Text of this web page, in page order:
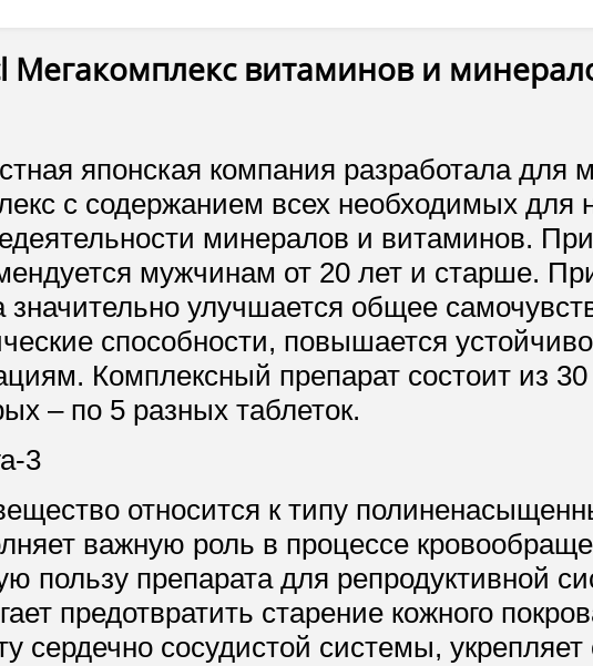
Мегакомплекс витаминов и
японская компания разработала для
с содержанием всех необходимых для
минералов и витаминов.
мужчинам от 20 лет и старше.
значительно улучшается общее
способности, повышается
Комплексный препарат состоит из
– по 5 разных таблеток.
3
относится к типу
важную роль в процессе
пользу препарата для репродуктивной
предотвратить старение кожного
сердечно сосудистой системы, укрепляет